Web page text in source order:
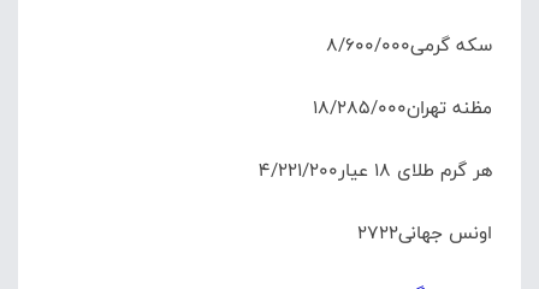
سکه گرمی۸/۶۰۰/۰۰۰
مظنه تهران۱۸/۲۸۵/۰۰۰
هر گرم طلای ۱۸ عیار۴/۲۲۱/۲۰۰
اونس جهانی۲۷۲۲